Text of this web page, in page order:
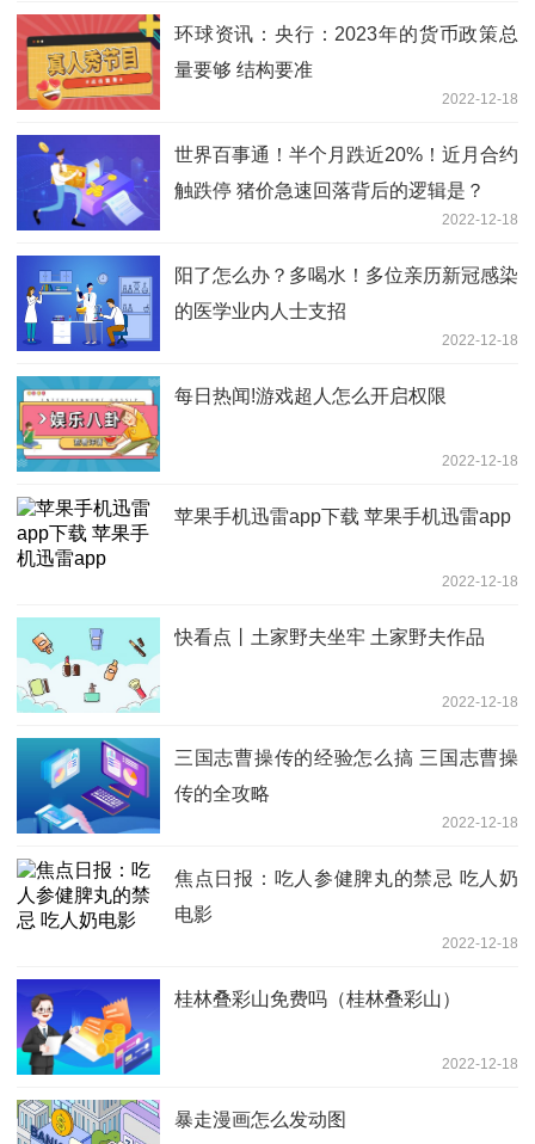
环球资讯：央行：2023年的货币政策总
量要够 结构要准
2022-12-18
世界百事通！半个月跌近20%！近月合约
触跌停 猪价急速回落背后的逻辑是？
2022-12-18
阳了怎么办？多喝水！多位亲历新冠感染
的医学业内人士支招
2022-12-18
每日热闻!游戏超人怎么开启权限
2022-12-18
苹果手机迅雷app下载 苹果手机迅雷app
2022-12-18
快看点丨土家野夫坐牢 土家野夫作品
2022-12-18
三国志曹操传的经验怎么搞 三国志曹操
传的全攻略
2022-12-18
焦点日报：吃人参健脾丸的禁忌 吃人奶
电影
2022-12-18
桂林叠彩山免费吗（桂林叠彩山）
2022-12-18
暴走漫画怎么发动图